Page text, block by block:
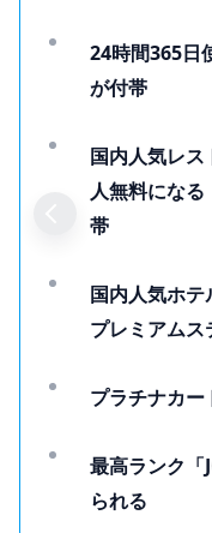
24時間365日
が付帯
国内人気レス
人無料にな
帯
国内人気ホテ
プレミアム
プラチナカ
最高ランク「
られる